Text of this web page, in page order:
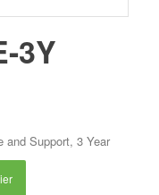
3Y
and Support, 3 Year